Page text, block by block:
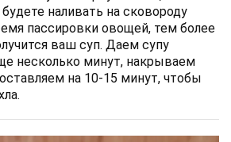
наливать на сковороду
пассировки овощей, тем более
ваш суп. Даем супу
несколько минут, накрываем
на 10-15 минут, чтобы